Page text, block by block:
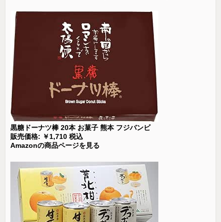
黒糖ドーナツ棒 20本 お菓子 熊本 フジバンビ
販売価格: ￥1,710 税込
Amazonの商品ページを見る